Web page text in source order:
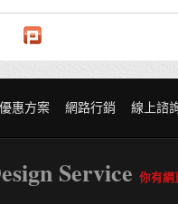
優惠方案 網路行銷 線上諮
Service 你有網